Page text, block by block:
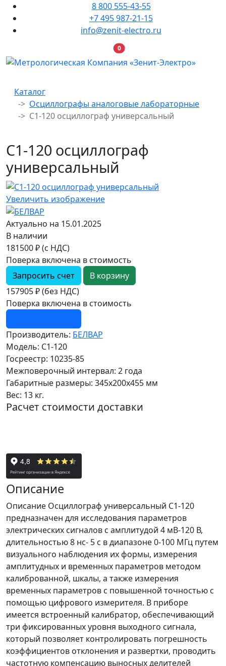
8 800 555-43-55
+7 495 987-21-15
info@zenit-electro.ru
0В корзину
Каталог
Осциллографы аналоговые лабораторные
С1-120 осциллограф универсальный
С1-120 осциллограф
универсальный
Увеличить изображение
Актуально на 15.01.2025
В наличии
181500 ₽ (с НДС)
Поверка включена в стоимость
Запросить счет
157905 ₽ (без НДС)
Поверка включена в стоимость
Производитель: БЕЛВАР
Модель: С1-120
Госреестр: 10235-85
Межповерочный интервал: 2 года
Габаритные размеры: 345х200х455 мм
Вес: 13 кг.
Расчет стоимости доставки
Описание
Описание Осциллограф универсальный С1-120
предназначен для исследования параметров
электрических сигналов с амплитудой 4 мВ-120 В,
длительностью 8 нс- 5 с в диапазоне 0-100 МГц путем
визуального наблюдения их формы, измерения
амплитудных и временных параметров методом
калиброванной, шкалы, а также измерения
временных параметров с повышенной точностью с
помощью цифрового измерителя. В приборе
имеется встроенный калибратор, обеспечивающий
три фиксированных уровня выходного сигнала,
который позволяет контролировать погрешность
коэффициентов отклонения и развертки, проводить
частотную компенсацию выносных делителей